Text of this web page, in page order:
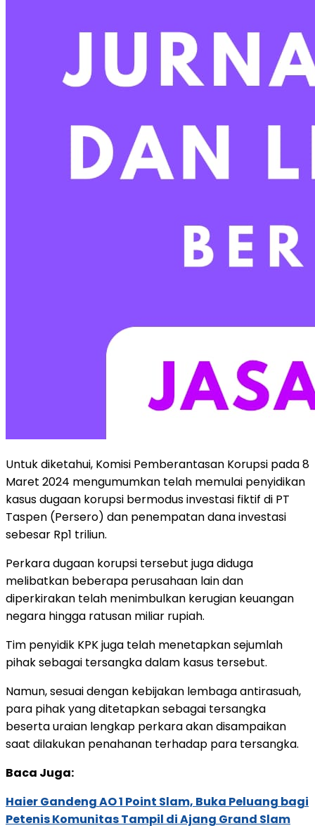
Untuk diketahui, Komisi Pemberantasan Korupsi pada 8
Maret 2024 mengumumkan telah memulai penyidikan
kasus dugaan korupsi bermodus investasi fiktif di PT
Taspen (Persero) dan penempatan dana investasi
sebesar Rp1 triliun.
Perkara dugaan korupsi tersebut juga diduga
melibatkan beberapa perusahaan lain dan
diperkirakan telah menimbulkan kerugian keuangan
negara hingga ratusan miliar rupiah.
Tim penyidik KPK juga telah menetapkan sejumlah
pihak sebagai tersangka dalam kasus tersebut.
Namun, sesuai dengan kebijakan lembaga antirasuah,
para pihak yang ditetapkan sebagai tersangka
beserta uraian lengkap perkara akan disampaikan
saat dilakukan penahanan terhadap para tersangka.
Baca Juga:
Haier Gandeng AO 1 Point Slam, Buka Peluang bagi
Petenis Komunitas Tampil di Ajang Grand Slam